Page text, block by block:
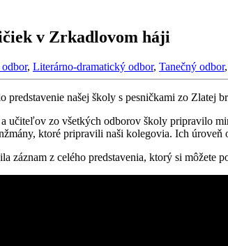
v Zrkadlovom háji
, Literárno-dramatický odbor, Tanečný odbor,
našej školy s pesničkami zo Zlatej
učiteľov zo všetkých odborov školy pripravilo
ktoré pripravili naši kolegovia. Ich
záznam z celého predstavenia, ktorý si môžete